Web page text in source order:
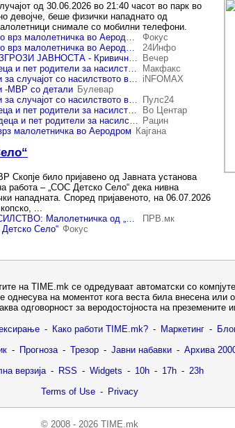
од 30.06.2026 во 21:40 часот во парк во
девојче, беше физички нападнато од
снимале со мобилни телефони.
Расчистен случајот со насилството врз малолетничка во Аеродром, поднесена кривична пријава против четири деца и пет родители
Фокус
Расчистен случајот со насилството врз малолетничка во Аеродром, поднесена кривична пријава против четири деца и пет родители
24Инфо
РАСЧИСТЕН СЛУЧАЈОТ ШТО ЈА ЗГРОЗИ ЈАВНОСТА - Кривични пријави за четири малолетници и пет родители
Вечер
Кривични пријави против четири деца и пет родители за насилството врз малолетничката во Аеродром
Макфакс
Кривична за 4 деца и пет родители за случајот со насилството врз малолетничката во Аеродром iNFOMAX
-МВР со детали Булевар
Кривична за 4 деца и пет родители за случајот со насилството врз малолетничката во Аеродром
Пулс24
Кривични пријави против четири деца и пет родители за насилството врз малолетничката во Аеродром
Во Центар
МВР поднесе кривични за четири деца и пет родители за насилството врз малолетничката во Аеродром Рацин
малолетничка во Аеродром
Кајгана
Скопје било пријавено од Јавната установа
работа – „СОС Детско Село“ дека нивна
нападната. Според пријавеното, на 06.07.2026
...
РАСПРАВИЈА ПРЕРАСНА ВО НАСИЛСТВО: Малолетничка од „СОС Детско Село“ брутално нападната!
ПРВ.мк
Село“ Фокус
на TIME.mk се одредуваат автоматски со
однесува на моментот кога веста била внесена или
одговорност за веродостојноста на преземените
- Како работи TIME.mk? - Маркетинг -
- Прогноза - Трезор - Јавни набавки - Архива
верзија - RSS - Widgets - 10h - 17h - 23h
Terms of Use - Privacy
© 2008 - 2026 TIME.mk